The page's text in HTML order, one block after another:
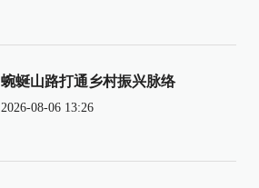
蜿蜒山路打通乡村振兴脉络
2026-08-06 13:26